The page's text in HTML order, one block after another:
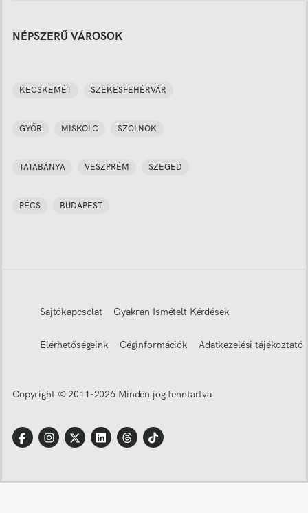
NÉPSZERŰ VÁROSOK
KECSKEMÉT SZÉKESFEHÉRVÁR
GYŐR MISKOLC SZOLNOK
TATABÁNYA VESZPRÉM SZEGED
PÉCS BUDAPEST
Sajtókapcsolat Gyakran Ismételt Kérdések
Elérhetőségeink Céginformációk Adatkezelési tájékoztató
Copyright © 2011-2026 Minden jog fenntartva